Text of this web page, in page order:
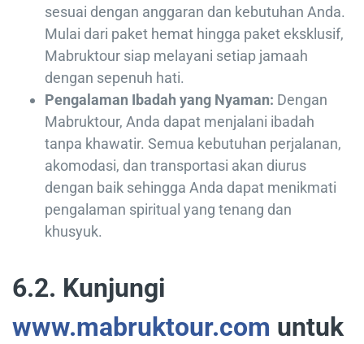
sesuai dengan anggaran dan kebutuhan Anda.
Mulai dari paket hemat hingga paket eksklusif,
Mabruktour siap melayani setiap jamaah
dengan sepenuh hati.
Pengalaman Ibadah yang Nyaman: Dengan
Mabruktour, Anda dapat menjalani ibadah
tanpa khawatir. Semua kebutuhan perjalanan,
akomodasi, dan transportasi akan diurus
dengan baik sehingga Anda dapat menikmati
pengalaman spiritual yang tenang dan
khusyuk.
6.2. Kunjungi
www.mabruktour.com untuk